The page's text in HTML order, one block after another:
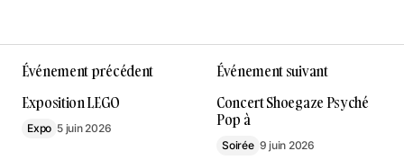
Événement précédent
Exposition LEGO
Expo 5 juin 2026
Événement suivant
Concert Shoegaze Psyché
Pop à
Soirée 9 juin 2026